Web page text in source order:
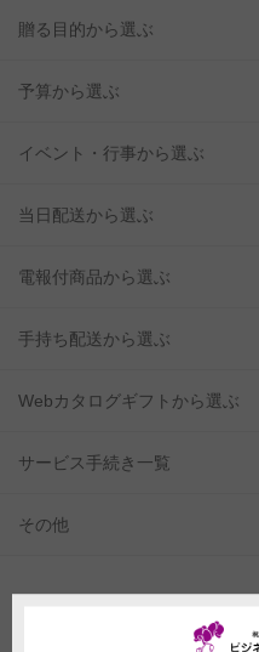
贈る目的から選ぶ
予算から選ぶ
イベント・行事から選ぶ
当日配送から選ぶ
電報付商品から選ぶ
手持ち配送から選ぶ
Webカタログギフトから選ぶ
サービス手続き一覧
その他